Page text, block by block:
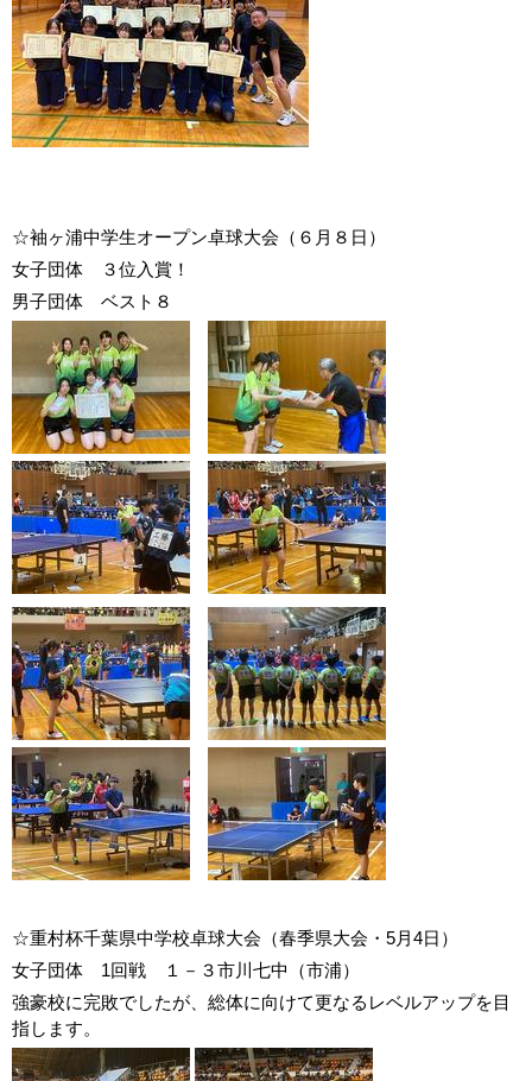
☆袖ヶ浦中学生オープン卓球大会（６月８日）
女子団体 ３位入賞！
男子団体 ベスト８
☆重村杯千葉県中学校卓球大会（春季県大会・5月4日）
女子団体 1回戦 １－３市川七中（市浦）
強豪校に完敗でしたが、総体に向けて更なるレベルアップを目
指します。